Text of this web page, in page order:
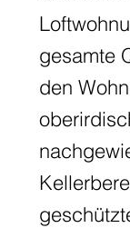
gesamte
den